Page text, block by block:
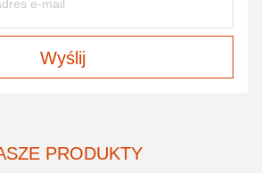
Wyślij
PRODUKTY